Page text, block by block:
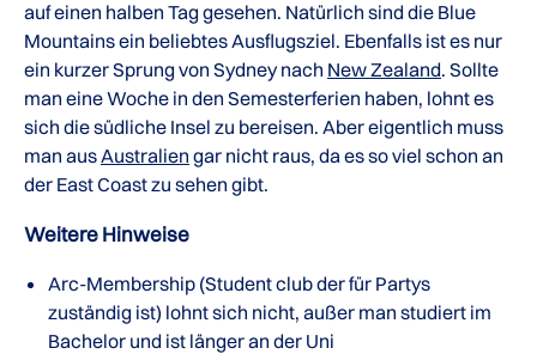
auf einen halben Tag gesehen. Natürlich sind die Blue
Mountains ein beliebtes Ausflugsziel. Ebenfalls ist es nur
ein kurzer Sprung von Sydney nach New Zealand. Sollte
man eine Woche in den Semesterferien haben, lohnt es
sich die südliche Insel zu bereisen. Aber eigentlich muss
man ausAustralien gar nicht raus, da es so viel schon an
der East Coast zu sehen gibt.
Weitere Hinweise
Arc-Membership (Student club der für Partys
zuständig ist) lohnt sich nicht, außer man studiert im
Bachelor und ist länger an der Uni